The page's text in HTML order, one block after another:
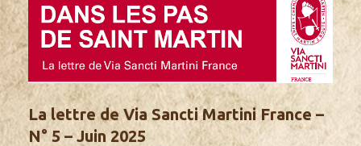
La lettre de Via Sancti Martini France –
N° 5 – Juin 2025